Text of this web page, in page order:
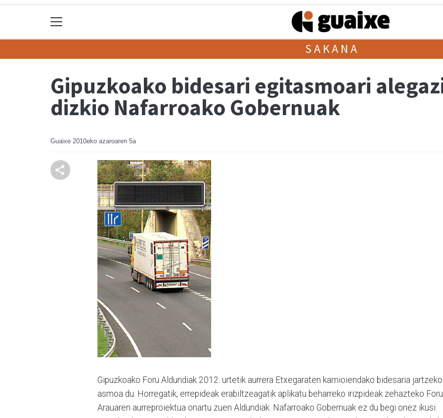
SAKANA
Gipuzkoako bidesari egitasmoari
dizkio Nafarroako Gobernuak
Guaixe 2010eko azaroaren 5a
Gipuzkoako Foru Aldundiak 2012. urtetik aurrera Etxegaraten kamioiendako bidesaria jartzeko
asmoa du. Horregatik, errepideak erabiltzeagatik aplikatu beharreko irizpideak zehazteko Foru
Arauaren aurreproiektua onartu zuen Aldundiak. Nafarroako Gobernuak ez du begi onez ikusi